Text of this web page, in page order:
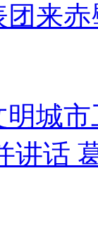
来
城
讲话